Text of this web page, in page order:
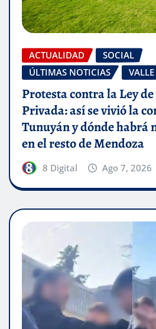
ACTUALIDAD
SOCIAL
ÚLTIMAS NOTICIAS
Protesta contra la Ley
Privada: así se vivió la
Tunuyán y dónde habrá
en el resto de Mendoza
8 Digital Ago 7, 2026